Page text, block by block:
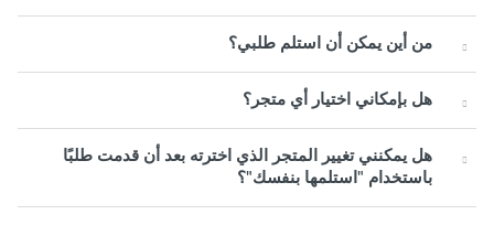
من أين يمكن أن استلم طلبي؟
هل بإمكاني اختيار أي متجر؟
هل يمكنني تغيير المتجر الذي اخترته بعد أن قدمت طلبًا
باستخدام "استلمها بنفسك"؟